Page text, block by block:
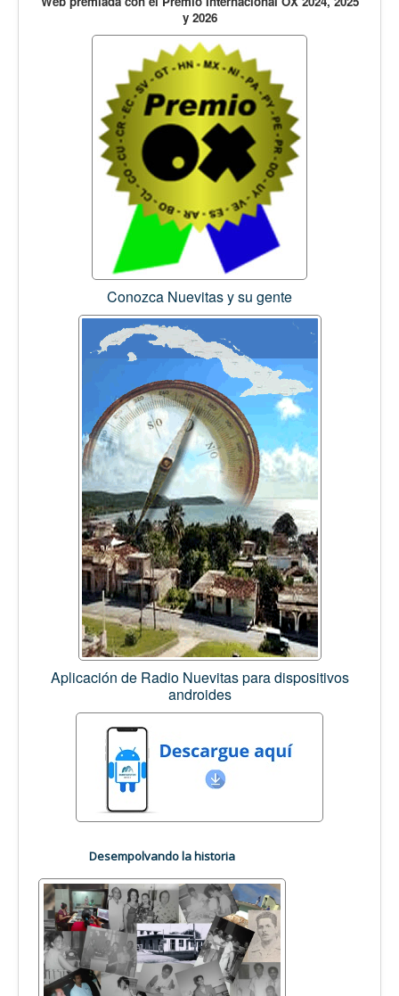
y 2026
Conozca Nuevitas y su gente
Aplicación de Radio Nuevitas para dispositivos
androides
Desempolvando la historia